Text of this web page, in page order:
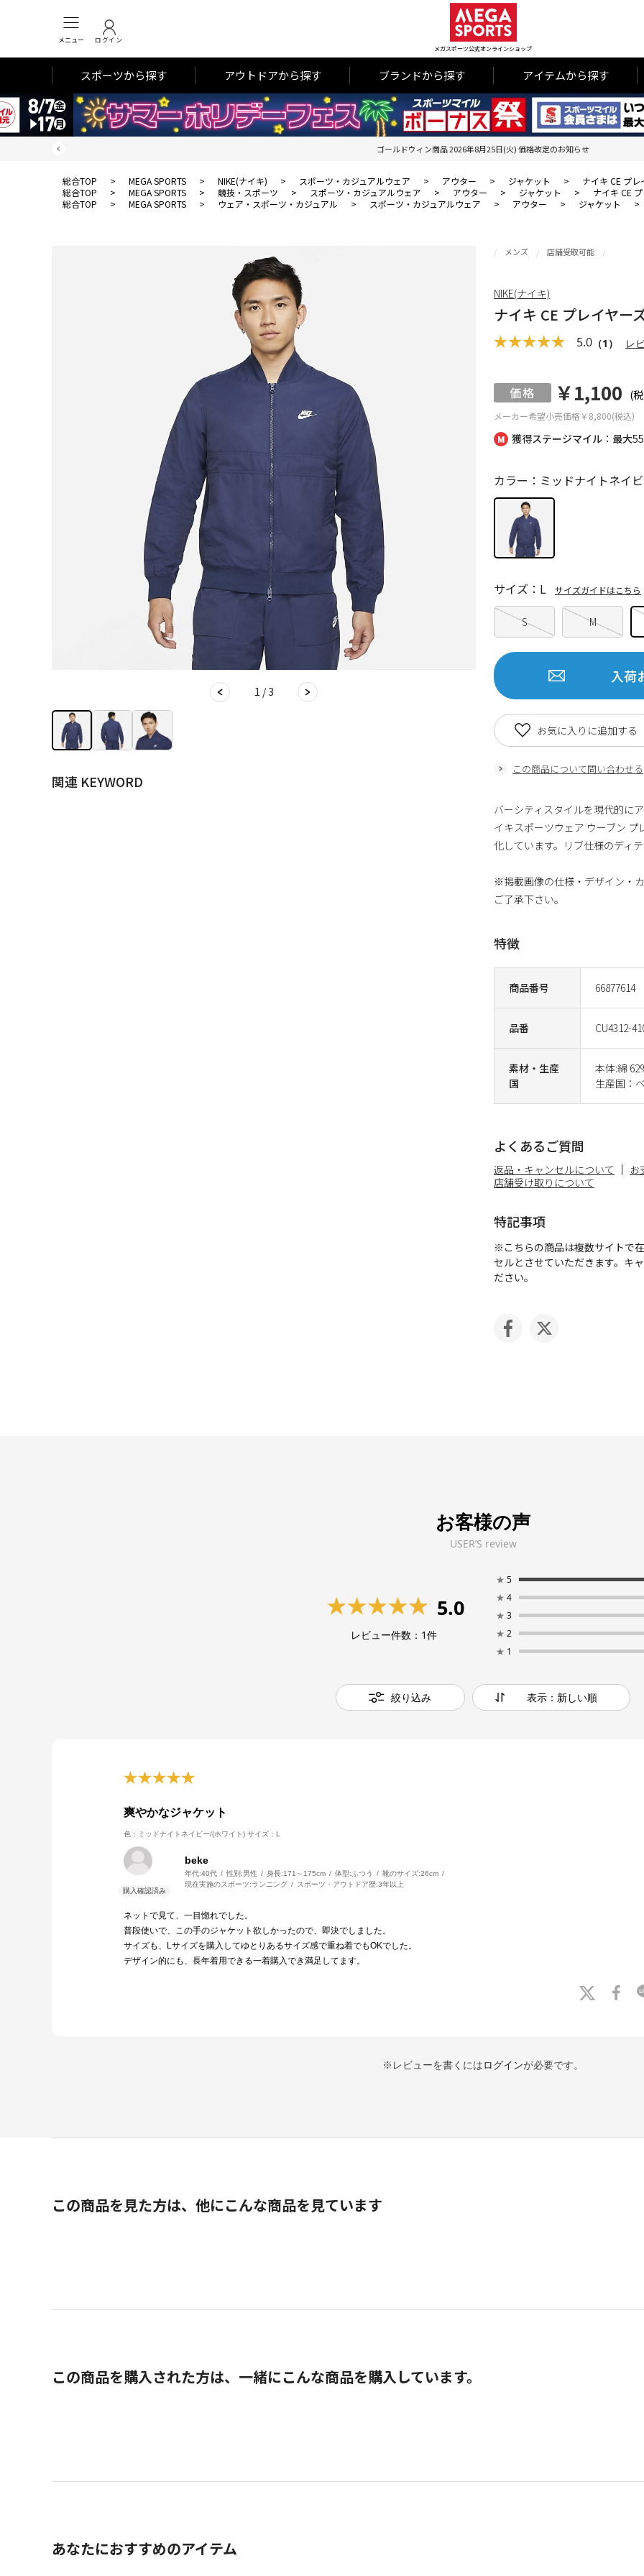
メニュー ログイン
メガスポーツ公式オンラインショップ
スポーツから探す アウトドアから探す ブランドから探す アイテムから探す
ゴールドウィン商品 2026年8月25日(火) 価格改定のお知らせ
総合TOP > MEGA SPORTS > NIKE(ナイキ) > スポーツ・カジュアルウェア > アウター > ジャケット >
ナイキ CE プレ
総合TOP
> MEGA SPORTS > 競技・スポーツ > スポーツ・カジュアルウェア > アウター > ジャケット >
ナイキ CE
総合TOP
> MEGA SPORTS > ウェア・スポーツ・カジュアル > スポーツ・カジュアルウェア > アウター > ジャケット >
1 / 3
関連 KEYWORD
獲得ステージマイル：最大
メンズ 店舗受取可能
ナイキ CE プレイヤー
5.0 （1） レ
メーカー希望小売価格￥8,800(税込)
￥1,100 (
商品番号 66877614
品番 CU4312-
素材・生産
国
本体:綿
生産国：
カラー：ミッドナイトネイ
S M
サイズ：L サイズガイドはこちら
入荷
この商品について問い合わせる
お気に入りに追加する
NIKE(ナイキ)
バーシティスタイルを現代的に
イキスポーツウェア ウーブン
化しています。リブ仕様のディ
※掲載画像の仕様・デザイン・
ご了承下さい。
特徴
よくあるご質問
返品・キャンセルについて お
店舗受け取りについて
特記事項
※こちらの商品は複数サイトで
セルとさせていただきます。キ
ださい。
お客様の声
USER’S review
5.0
レビュー件数： 1件
★ 5
★ 4
★ 3
★ 2
★ 1
絞り込み 表示：新しい順
爽やかなジャケット
色：ミッドナイトネイビー/(ホワイト) サイズ：L
beke
年代:40代 性別:男性 身長:171～175cm 体型: ふつう 靴のサイズ:26cm
現在実施のスポーツ:ランニング スポーツ・アウトドア歴:3年以上
ネットで見て、一目惚れでした。
普段使いで、この手のジャケット欲しかったので、即決でしました。
サイズも、Lサイズを購入してゆとりあるサイズ感で重ね着でもOKでした。
デザイン的にも、長年着用できる一着購入でき満足してます。
※レビューを書くにはログインが必要です。
この商品を見た方は、他にこんな商品を見ています
この商品を購入された方は、一緒にこんな商品を購入しています。
あなたにおすすめのアイテム